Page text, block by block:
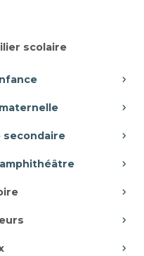
scolaire
secondaire
de 382,50 €
BOIS EXOTIQUE -
200xP56xH75cm